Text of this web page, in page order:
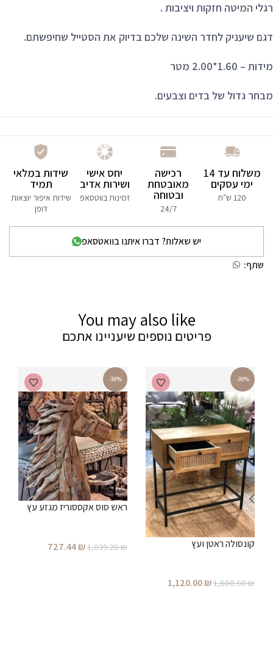
רגלי המיטה חזקות ויציבות .
דגם שיעניק לחדר השינה שלכם בדיוק את הסטייל שחיפשתם.
מידות – 1.60*2.00 מטר
מבחר גדול של בדים וצבעים.
משלוח עד 14
ימי עסקים
120 ש"ח
רכישה
מאובטחת
ובטוחה
24/7
יחס אישי
ושירות אדיב
זמינות בווטסאפ
שידות במלאי
תמיד
שידות איפור יוצאות
דופן
יש שאלות? דברו איתנו בוואטסאפ
שתף:
You may also like
פריטים נוספים שיעניינו אתכם
-30%
קונסולה ראטן ועץ
1,600.00₪
1,120.00₪
-30%
ראש סוס אקססוריז מגזע עץ
1,039.20₪
727.44₪